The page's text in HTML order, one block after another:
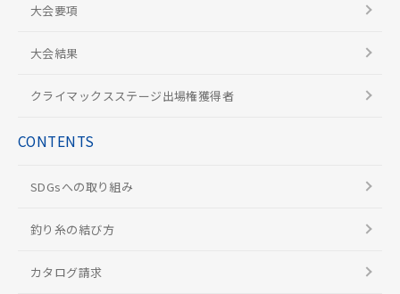
大会要項
大会結果
クライマックスステージ出場権獲得者
CONTENTS
SDGsへの取り組み
釣り糸の結び方
カタログ請求